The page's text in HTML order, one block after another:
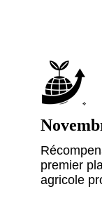
premier
agricole